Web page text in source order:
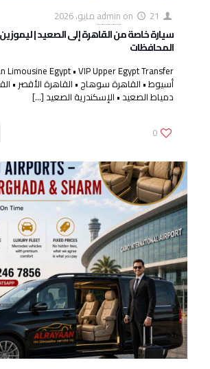
admin on 21 مايو، 2026
المحافظات
أسيوط • القاهرة سوهاج • القاهرة الأقصر •
دمياط الصعيد • الإسكندرية الصعيد[…]
0